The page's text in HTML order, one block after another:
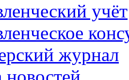
учёт
журнал